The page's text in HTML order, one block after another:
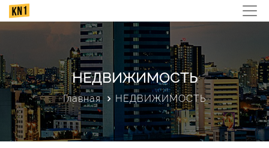
НЕДВИЖИМОСТЬ
Главная НЕДВИЖИМОСТЬ